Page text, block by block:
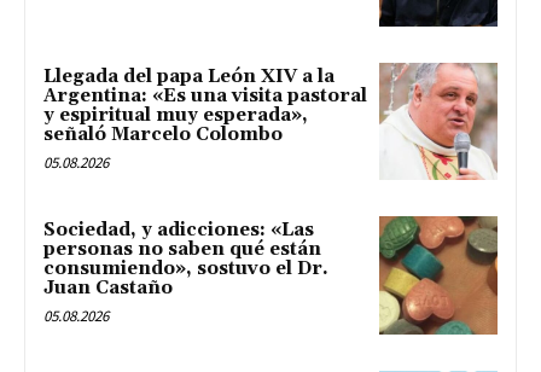
Llegada del papa León XIV a la
Argentina: «Es una visita pastoral
y espiritual muy esperada»,
señaló Marcelo Colombo
05.08.2026
Sociedad, y adicciones: «Las
personas no saben qué están
consumiendo», sostuvo el Dr.
Juan Castaño
05.08.2026